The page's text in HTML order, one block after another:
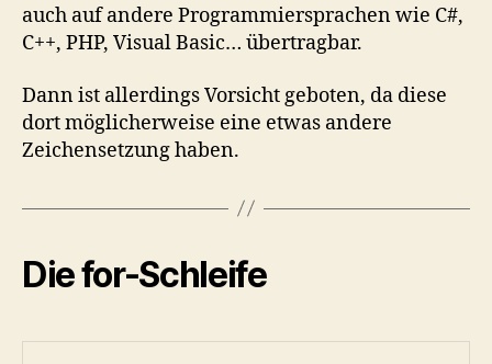
auch auf andere Programmiersprachen wie C#,
C++, PHP, Visual Basic… übertragbar.
Dann ist allerdings Vorsicht geboten, da diese
dort möglicherweise eine etwas andere
Zeichensetzung haben.
Die for-Schleife